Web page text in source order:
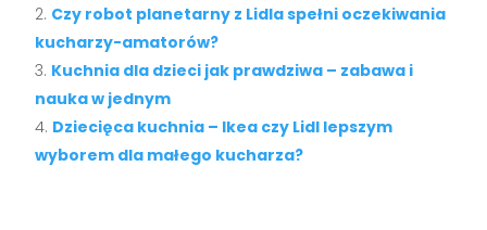
Czy robot planetarny z Lidla spełni oczekiwania
kucharzy-amatorów?
Kuchnia dla dzieci jak prawdziwa – zabawa i
nauka w jednym
Dziecięca kuchnia – Ikea czy Lidl lepszym
wyborem dla małego kucharza?